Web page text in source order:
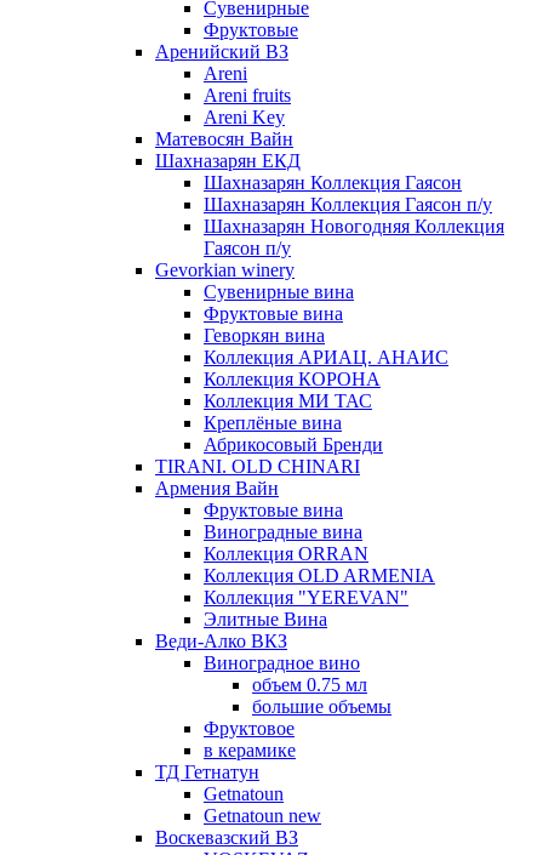
Сувенирные
Фруктовые
Аренийский ВЗ
Areni
Areni fruits
Areni Key
Матевосян Вайн
Шахназарян ЕКД
Шахназарян Коллекция Гаясон
Шахназарян Коллекция Гаясон п/у
Шахназарян Новогодняя Коллекция
Гаясон п/у
Gevorkian winery
Сувенирные вина
Фруктовые вина
Геворкян вина
Коллекция АРИАЦ. АНАИС
Коллекция КОРОНА
Коллекция МИ ТАС
Креплёные вина
Абрикосовый Бренди
TIRANI. OLD CHINARI
Армения Вайн
Фруктовые вина
Виноградные вина
Коллекция ORRAN
Коллекция OLD ARMENIA
Коллекция "YEREVAN"
Элитные Вина
Веди-Алко ВКЗ
Виноградное вино
объем 0.75 мл
большие объемы
Фруктовое
в керамике
ТД Гетнатун
Getnatoun
Getnatoun new
Воскевазский ВЗ